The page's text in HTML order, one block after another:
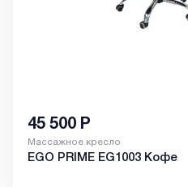
45 500 Р
Массажное кресло
EGO PRIME EG1003 Кофе